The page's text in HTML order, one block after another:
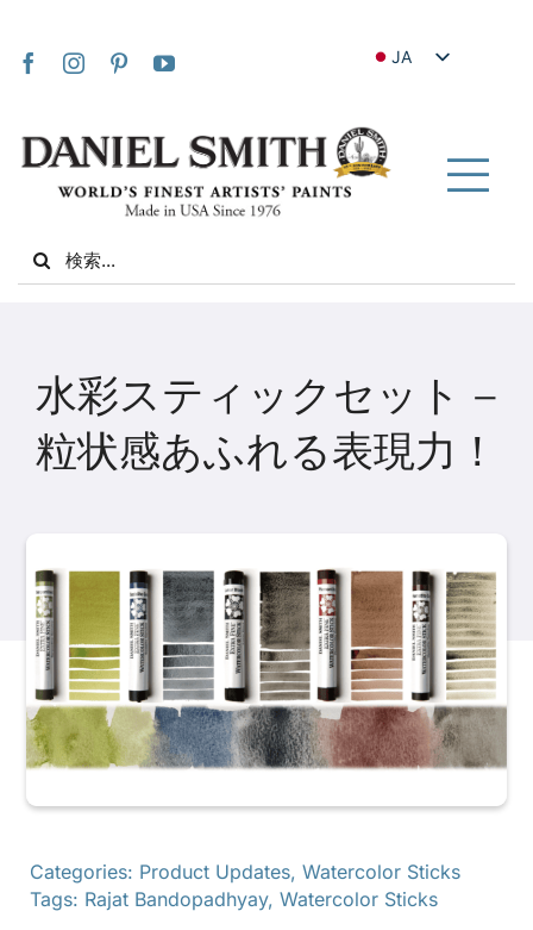
JA
IT
ZH
ZH_TW
私たちについて
製品
イベント
ブログ
販売店を探す
Search
for:
水彩スティックセット –
粒状感あふれる表現力！
Categories: Product Updates, Watercolor Sticks
Tags: Rajat Bandopadhyay, Watercolor Sticks